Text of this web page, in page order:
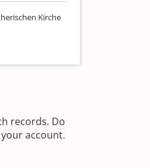
Kirche
records. Do
account.